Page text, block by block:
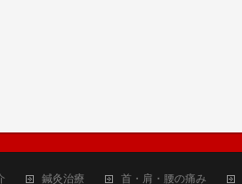
鍼灸治療 首・肩・腰の痛み